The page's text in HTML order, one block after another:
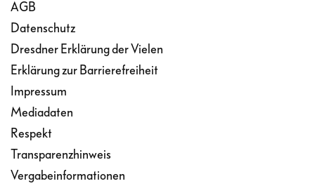
AGB
Datenschutz
Dresdner Erklärung der Vielen
Erklärung zur Barrierefreiheit
Impressum
Mediadaten
Respekt
Transparenzhinweis
Vergabeinformationen